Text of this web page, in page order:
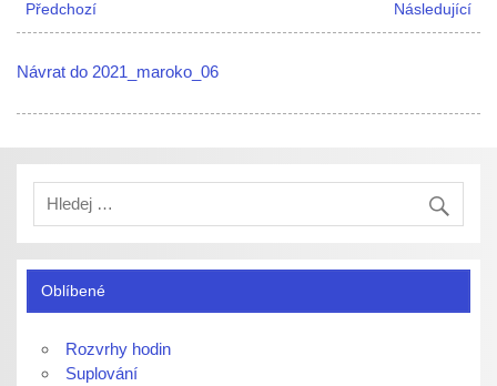
Předchozí Následující
Návrat do 2021_maroko_06
Oblíbené
Rozvrhy hodin
Suplování